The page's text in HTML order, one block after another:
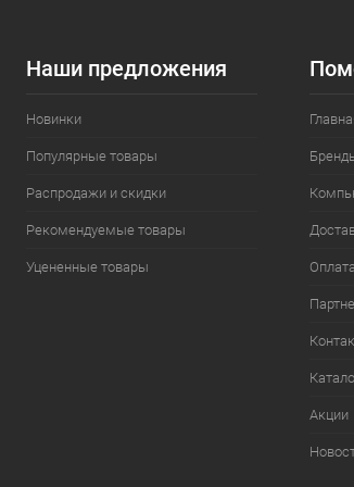
Наши предложения
Новинки
Популярные товары
Распродажи и скидки
Рекомендуемые товары
Уцененные товары
Акции